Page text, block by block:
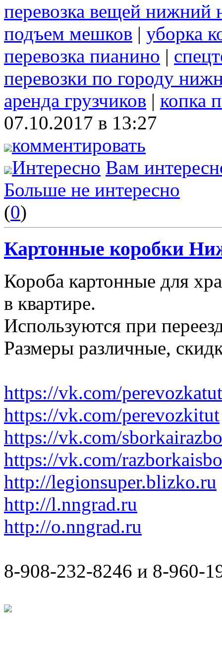
перевозка вещей нижний
подъем мешков | уборка
перевозка пианино |
перевозки по городу
аренда грузчиков | копка
07.10.2017 в 13:27
комментировать
Интересно Вам
Больше не интересно
(0)
Картонные коробки
Короба картонные для
в квартире.
Используются при
Размеры различные,
https://vk.com/perevozkatut
https://vk.com/perevozkitut
https://vk.com/
https://vk.com/
http://legionsuper.blizko.ru
http://l.nngrad.ru
http://o.nngrad.ru
8-908-232-8246 и 8-960-